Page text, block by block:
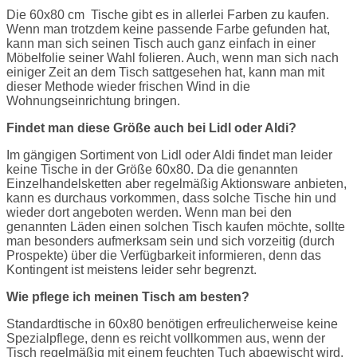
Die 60x80 cm Tische gibt es in allerlei Farben zu kaufen.
Wenn man trotzdem keine passende Farbe gefunden hat,
kann man sich seinen Tisch auch ganz einfach in einer
Möbelfolie seiner Wahl folieren. Auch, wenn man sich nach
einiger Zeit an dem Tisch sattgesehen hat, kann man mit
dieser Methode wieder frischen Wind in die
Wohnungseinrichtung bringen.
Findet man diese Größe auch bei Lidl oder Aldi?
Im gängigen Sortiment von Lidl oder Aldi findet man leider
keine Tische in der Größe 60x80. Da die genannten
Einzelhandelsketten aber regelmäßig Aktionsware anbieten,
kann es durchaus vorkommen, dass solche Tische hin und
wieder dort angeboten werden. Wenn man bei den
genannten Läden einen solchen Tisch kaufen möchte, sollte
man besonders aufmerksam sein und sich vorzeitig (durch
Prospekte) über die Verfügbarkeit informieren, denn das
Kontingent ist meistens leider sehr begrenzt.
Wie pflege ich meinen Tisch am besten?
Standardtische in 60x80 benötigen erfreulicherweise keine
Spezialpflege, denn es reicht vollkommen aus, wenn der
Tisch regelmäßig mit einem feuchten Tuch abgewischt wird.